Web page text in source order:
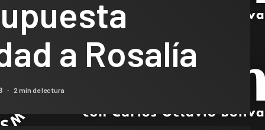
a Rosalía
2 min de lectura